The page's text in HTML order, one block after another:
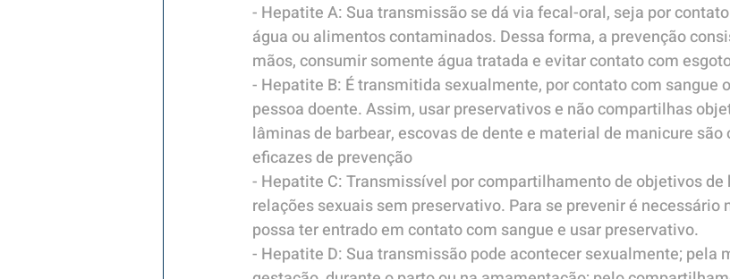
- Hepatite A: Sua transmissão se dá via fecal-oral, seja por
água ou alimentos contaminados. Dessa forma, a prevenção
mãos, consumir somente água tratada e evitar contato com
- Hepatite B: É transmitida sexualmente, por contato com sangue
pessoa doente. Assim, usar preservativos e não compartilhas
lâminas de barbear, escovas de dente e material de manicure
eficazes de prevenção
- Hepatite C: Transmissível por compartilhamento de objetivos de
relações sexuais sem preservativo. Para se prevenir é necessário
possa ter entrado em contato com sangue e usar preservativo.
- Hepatite D: Sua transmissão pode acontecer sexualmente; pela